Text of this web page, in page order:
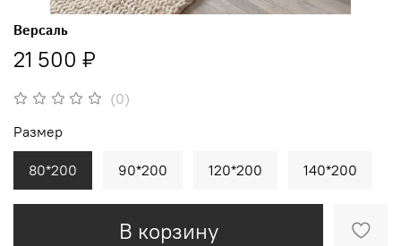
(0)
Версаль
21 500 ₽
В корзину
Размер
80*200 90*200 120*200 140*200